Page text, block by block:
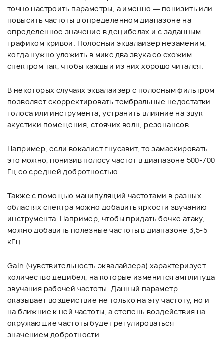
точно настроить параметры, а именно — понизить или
повысить частоты в определенном диапазоне на
определенное значение в децибелах и с заданным
графиком кривой. Полосный эквалайзер незаменим,
когда нужно уложить в микс два звука со схожим
спектром так, чтобы каждый из них хорошо читался.
В некоторых случаях эквалайзер с полосным фильтром
позволяет скорректировать тембральные недостатки
голоса или инструмента, устранить влияние на звук
акустики помещения, стоячих волн, резонансов.
Например, если вокалист гнусавит, то замаскировать
это можно, понизив полосу частот в диапазоне 500-700
Гц со средней добротностью.
Также с помощью манипуляций частотами в разных
областях спектра можно добавить яркости звучанию
инструмента. Например, чтобы придать бочке атаку,
можно добавить полезные частоты в диапазоне 3,5-5
кГц.
Gain (чувствительность эквалайзера) характеризует
количество децибел, на которые изменится амплитуда
звучания рабочей частоты. Данный параметр
оказывает воздействие не только на эту частоту, но и
на ближние к ней частоты, а степень воздействия на
окружающие частоты будет регулироваться
значением добротности.